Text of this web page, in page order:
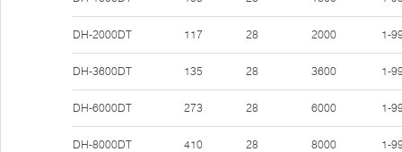
DH-2000DT 117 28 2000 1-
DH-3600DT 135 28 3600 1-
DH-6000DT 273 28 6000 1-
DH-8000DT 410 28 8000 1-